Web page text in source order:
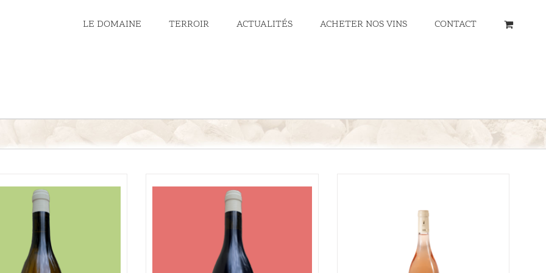
LE DOMAINE TERROIR ACTUALITÉS ACHETER NOS VINS CONTACT